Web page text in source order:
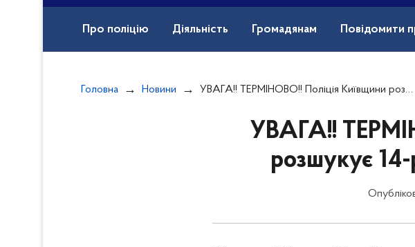
Про поліцію Діяльність Громадянам Повідомити
Головна Новини УВАГА!! ТЕРМІНОВО!! Поліція Київщини розшукує 14-річну Софію Ставицьку
УВАГА!!
розшукує